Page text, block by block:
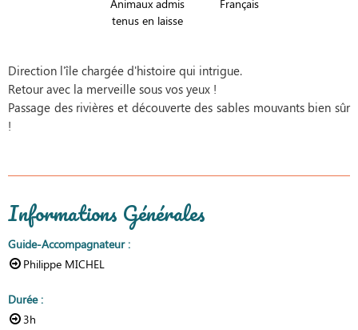
Animaux admis
tenus en laisse
Français
Direction l'île chargée d'histoire qui intrigue.
Retour avec la merveille sous vos yeux !
Passage des rivières et découverte des sables mouvants bien sûr
!
Informations Générales
Guide-Accompagnateur:
Philippe MICHEL
Durée:
3h